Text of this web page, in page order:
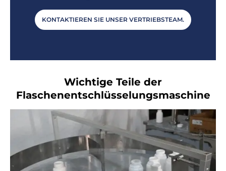
KONTAKTIEREN SIE UNSER VERTRIEBSTEAM.
Wichtige Teile der
Flaschenentschlüsselungsmaschine